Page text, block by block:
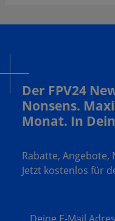
Der FPV24
Nonsens.
Monat. In
Rabatte, Angebote,
Jetzt kostenlos für
Deine E-Mail